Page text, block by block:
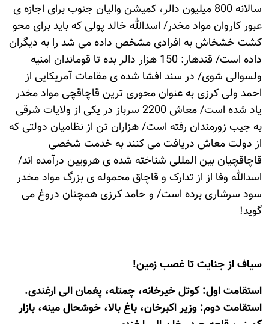
سالانه 800 ميليون دالر، کميشن واليان جنوب برای اجازه ی
عبور کاروان مواد مخدر/ اسدالله خالد پولی که بايد برای محو
کشت خشخاش به افرادی مشخص داده می شد را به ديگران
داده است/ قندهار: 150 هزار دالر بده تا قوماندان امنيه
ولسوالی شوی/ در سند افشا شده ی مقامات آمريکايی از
احمد ولی کرزی به عنوان محوری ترين قاچاقچی مواد مخدر
ياد شده است/ معاش 2200 سرباز در يکی از ولايات شرقی
به جيب زورمندان رفته است/ هزاران تن از نظاميان دولتی که
از دولت معاش دريافت می کنند به خدمت شخصی
قاچاقچيان بين المللی شناخته شده ی هرويين درآمده اند/
اسدالله وفا از از تدارک و قاچاق محموله ی بزرگ مواد مخدر
سود سرشاری برده است/ و حامد کرزی همچنان دروغ می
گويد!
سیاف از جنایت تا غصب زمین!
استقامت اول: کوتل خيرخانه، چمتله، پغمان الی ارغندی.
استقامت دوم: وزير اکبرخان، باغ بالا، خوشحال مینه، بازار